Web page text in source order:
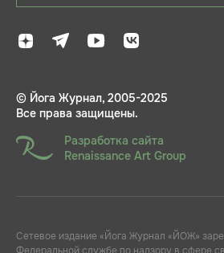
© Йога Журнал, 2005-2025
Все права защищены.
Разработка сайта
Renaissance Art Group
Сетевое издание «Йога Журнал «ЙОЖ»